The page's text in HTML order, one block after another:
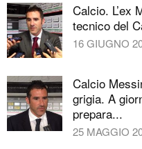
Calcio. L’ex
tecnico del
16 GIUGNO
Calcio
grigia. A
prepara...
25 MAGGIO